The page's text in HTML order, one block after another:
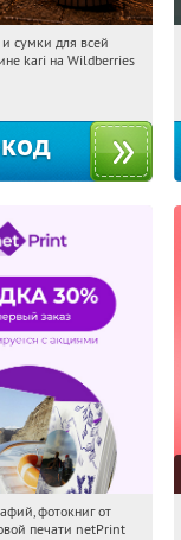
Получили:
сумки для всей
kari на Wildberries
Получили:
фотокниг от
печати netPrint